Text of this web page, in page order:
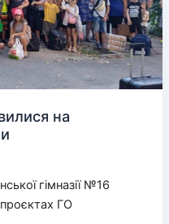
на
гімназії №16
ГО